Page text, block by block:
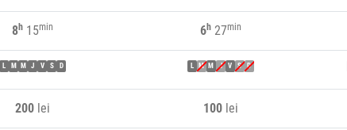
8h 15min 6h27min
M M J V S D M M J V S D
200 lei 100lei